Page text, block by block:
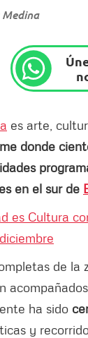
Medina
es arte,
donde
en el sur de
es Cultura
de
ha sido
y